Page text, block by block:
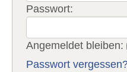
Passwort:
Angemeldet bleiben:
Passwort